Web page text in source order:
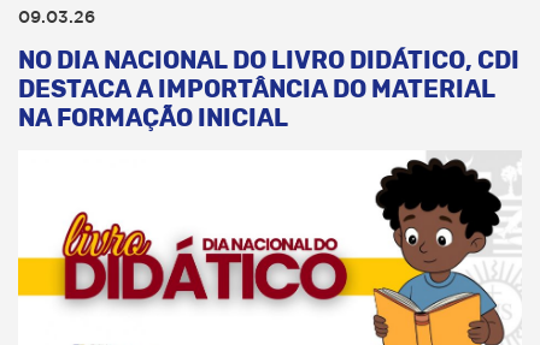
09.03.26
NO DIA NACIONAL DO LIVRO DIDÁTICO, CDI
DESTACA A IMPORTÂNCIA DO MATERIAL
NA FORMAÇÃO INICIAL